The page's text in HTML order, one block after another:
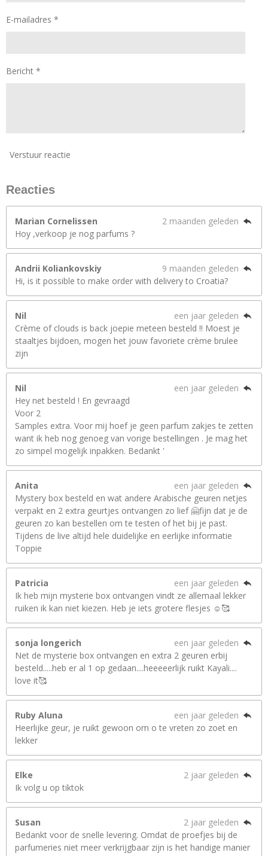
E-mailadres *
Bericht *
Verstuur reactie
Reacties
Marian Cornelissen
2 maanden geleden
Hoy ,verkoop je nog parfums ?
Andrii Koliankovskiy
9 maanden geleden
Hi, is it possible to make order with delivery to Croatia?
Nil
een jaar geleden
Crème of clouds is back joepie meteen besteld !! Moest je
staaltjes bijdoen, mogen het jouw favoriete crème brulee
zijn
Nil
een jaar geleden
Hey net besteld ! En gevraagd
Voor 2
Samples extra. Voor mij hoef je geen parfum zakjes te zetten
want ik heb nog genoeg van vorige bestellingen . Je mag het
zo simpel mogelijk inpakken. Bedankt '
Anita
een jaar geleden
Mystery box besteld en wat andere Arabische geuren netjes
verpakt en 2 extra geurtjes ontvangen zo lief 🤗fijn dat je de
geuren zo kan bestellen om te testen of het bij je past.
Tijdens de live altijd hele duidelijke en eerlijke informatie
Toppie
Patricia
een jaar geleden
Ik heb mijn mysterie box ontvangen vindt ze allemaal lekker
ruiken ik kan niet kiezen. Heb je iets grotere flesjes ☺️🥰
sonja longerich
een jaar geleden
Net de mysterie box ontvangen en extra 2 geuren erbij
besteld.....heb er al 1 op gedaan....heeeeerlijk ruikt Kayali....
love it🥰
Ruby Aluna
een jaar geleden
Heerlijke geur, je ruikt gewoon om o te vreten zo zoet en
lekker
Elke
2 jaar geleden
Ik volg u op tiktok
Susan
2 jaar geleden
Bedankt voor de snelle levering. Omdat de proefjes bij de
parfumeries niet meer verkrijgbaar zijn is het handige manier